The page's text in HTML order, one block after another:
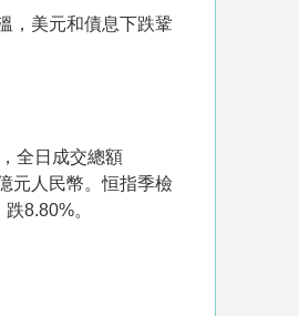
，美元和債息下跌鞏
全日成交總額
元人民幣。恒指季檢
8.80%。